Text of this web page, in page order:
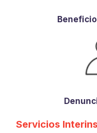
Servicios